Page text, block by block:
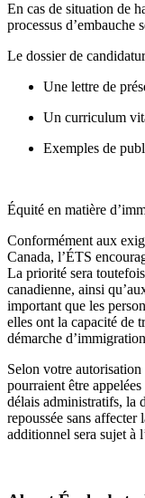
En cas de situation de
processus d’embauche
Le dossier de
Une lettre de
Un curriculum
Exemples de
Équité en matière
Conformément aux
Canada, l’ÉTS
La priorité sera
canadienne, ainsi
important que les
elles ont la capacité de
démarche
Selon votre autorisation
pourraient être
délais administratifs, la
repoussée sans affecter
additionnel sera sujet à